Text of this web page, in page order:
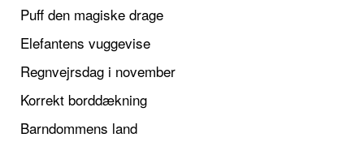
Puff den magiske drage
Elefantens vuggevise
Regnvejrsdag i november
Korrekt borddækning
Barndommens land